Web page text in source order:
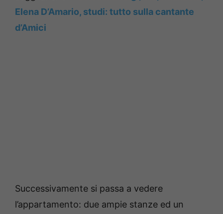
Elena D’Amario, studi: tutto sulla cantante
d’Amici
Successivamente si passa a vedere
l’appartamento: due ampie stanze ed un